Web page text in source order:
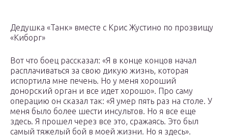
Дедушка «Танк» вместе с Крис Жустино по прозвищу
«Киборг»
Вот что боец рассказал: «Я в конце концов начал
расплачиваться за свою дикую жизнь, которая
испортила мне печень. Но у меня хороший
донорский орган и все идет хорошо». Про саму
операцию он сказал так: «Я умер пять раз на столе. У
меня было более шести инсультов. Но я все еще
здесь. Я прошел через все это, сражаясь. Это был
самый тяжелый бой в моей жизни. Но я здесь».